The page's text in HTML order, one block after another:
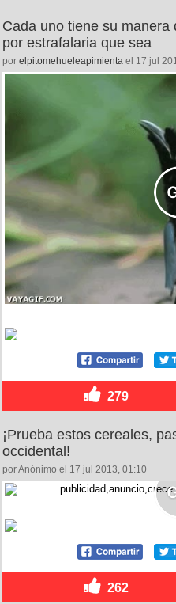
Cada uno tiene su manera
por estrafalaria que sea
por elpitomehueleapimienta el 17 jul
279
¡Prueba estos cereales,
occidental!
por Anónimo el 17 jul 2013, 01:10
262